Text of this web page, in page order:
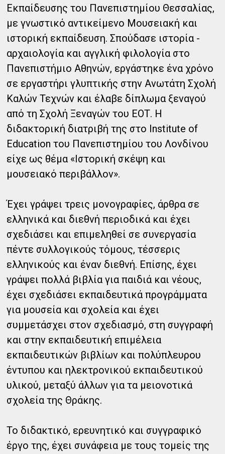
Εκπαίδευσης του Πανεπιστημίου Θεσσαλίας,
με γνωστικό αντικείμενο Μουσειακή και
ιστορική εκπαίδευση. Σπούδασε ιστορία -
αρχαιολογία και αγγλική φιλολογία στο
Πανεπιστήμιο Αθηνών, εργάστηκε ένα χρόνο
σε εργαστήρι γλυπτικής στην Ανωτάτη Σχολή
Καλών Τεχνών και έλαβε δίπλωμα ξεναγού
από τη Σχολή Ξεναγών του ΕΟΤ. Η
διδακτορική διατριβή της στο Institute of
Education του Πανεπιστημίου του Λονδίνου
είχε ως θέμα «Ιστορική σκέψη και
μουσειακό περιβάλλον».
Έχει γράψει τρεις μονογραφίες, άρθρα σε
ελληνικά και διεθνή περιοδικά και έχει
σχεδιάσει και επιμεληθεί σε συνεργασία
πέντε συλλογικούς τόμους, τέσσερις
ελληνικούς και έναν διεθνή. Επίσης, έχει
γράψει πολλά βιβλία για παιδιά και νέους,
έχει σχεδιάσει εκπαιδευτικά προγράμματα
για μουσεία και σχολεία και έχει
συμμετάσχει στον σχεδιασμό, στη συγγραφή
και στην εκπαιδευτική επιμέλεια
εκπαιδευτικών βιβλίων και πολύπλευρου
έντυπου και ηλεκτρονικού εκπαιδευτικού
υλικού, μεταξύ άλλων για τα μειονοτικά
σχολεία της Θράκης.
Το διδακτικό, ερευνητικό και συγγραφικό
έργο της, έχει συνάφεια με τους τομείς της